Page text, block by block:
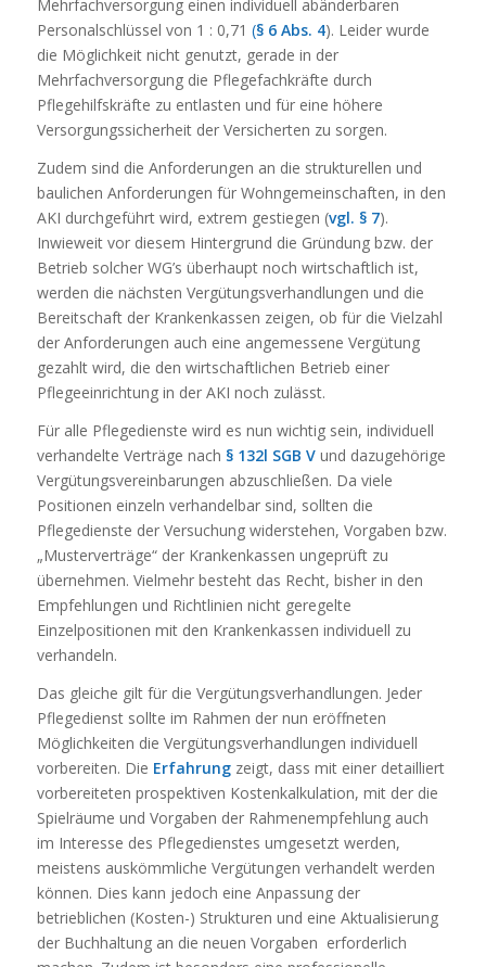
Mehrfachversorgung einen individuell abänderbaren
Personalschlüssel von 1 : 0,71 (§ 6 Abs. 4). Leider wurde
die Möglichkeit nicht genutzt, gerade in der
Mehrfachversorgung die Pflegefachkräfte durch
Pflegehilfskräfte zu entlasten und für eine höhere
Versorgungssicherheit der Versicherten zu sorgen.
Zudem sind die Anforderungen an die strukturellen und
baulichen Anforderungen für Wohngemeinschaften, in den
AKI durchgeführt wird, extrem gestiegen (vgl. § 7).
Inwieweit vor diesem Hintergrund die Gründung bzw. der
Betrieb solcher WG’s überhaupt noch wirtschaftlich ist,
werden die nächsten Vergütungsverhandlungen und die
Bereitschaft der Krankenkassen zeigen, ob für die Vielzahl
der Anforderungen auch eine angemessene Vergütung
gezahlt wird, die den wirtschaftlichen Betrieb einer
Pflegeeinrichtung in der AKI noch zulässt.
Für alle Pflegedienste wird es nun wichtig sein, individuell
verhandelte Verträge nach § 132l SGB Vund dazugehörige
Vergütungsvereinbarungen abzuschließen. Da viele
Positionen einzeln verhandelbar sind, sollten die
Pflegedienste der Versuchung widerstehen, Vorgaben bzw.
„Musterverträge“ der Krankenkassen ungeprüft zu
übernehmen. Vielmehr besteht das Recht, bisher in den
Empfehlungen und Richtlinien nicht geregelte
Einzelpositionen mit den Krankenkassen individuell zu
verhandeln.
Das gleiche gilt für die Vergütungsverhandlungen. Jeder
Pflegedienst sollte im Rahmen der nun eröffneten
Möglichkeiten die Vergütungsverhandlungen individuell
vorbereiten. Die Erfahrung zeigt, dass mit einer detailliert
vorbereiteten prospektiven Kostenkalkulation, mit der die
Spielräume und Vorgaben der Rahmenempfehlung auch
im Interesse des Pflegedienstes umgesetzt werden,
meistens auskömmliche Vergütungen verhandelt werden
können. Dies kann jedoch eine Anpassung der
betrieblichen (Kosten-) Strukturen und eine Aktualisierung
der Buchhaltung an die neuen Vorgaben erforderlich